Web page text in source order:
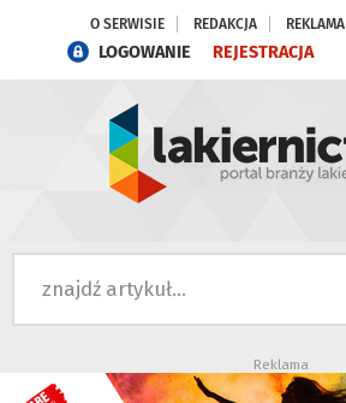
O SERWISIE REDAKCJA REKLAMA
LOGOWANIE REJESTRACJA
Reklama